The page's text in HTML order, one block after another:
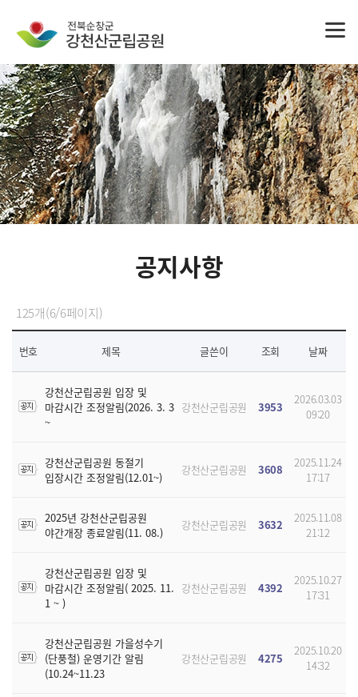
공지사항
125개(6/6페이지)
번호 제목 글쓴이 조회 날짜
강천산군립공원 입장 및
마감시간 조정알림(2026. 3. 3
~
강천산군립공원 3953
2026.03.03
09:20
강천산군립공원 동절기
입장시간 조정알림(12.01~)
강천산군립공원 3608
2025.11.24
17:17
2025년 강천산군립공원
야간개장 종료알림(11. 08.)
강천산군립공원 3632
2025.11.08
21:12
강천산군립공원 입장 및
마감시간 조정알림( 2025. 11.
1 ~ )
강천산군립공원 4392
2025.10.27
17:31
강천산군립공원 가을성수기
(단풍철) 운영기간 알림
(10.24~11.23
강천산군립공원 4275
2025.10.20
14:32